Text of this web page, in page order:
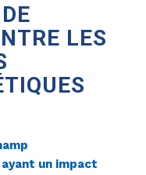
LES
un impact